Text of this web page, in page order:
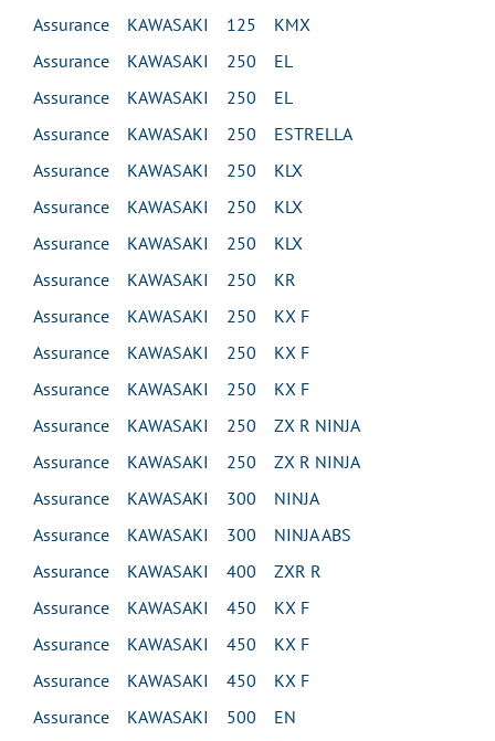
Assurance KAWASAKI 125 KMX
Assurance KAWASAKI 250 EL
Assurance KAWASAKI 250 EL
Assurance KAWASAKI 250 ESTRELLA
Assurance KAWASAKI 250 KLX
Assurance KAWASAKI 250 KLX
Assurance KAWASAKI 250 KLX
Assurance KAWASAKI 250 KR
Assurance KAWASAKI 250 KX F
Assurance KAWASAKI 250 KX F
Assurance KAWASAKI 250 KX F
Assurance KAWASAKI 250 ZX R NINJA
Assurance KAWASAKI 250 ZX R NINJA
Assurance KAWASAKI 300 NINJA
Assurance KAWASAKI 300 NINJA ABS
Assurance KAWASAKI 400 ZXR R
Assurance KAWASAKI 450 KX F
Assurance KAWASAKI 450 KX F
Assurance KAWASAKI 450 KX F
Assurance KAWASAKI 500 EN